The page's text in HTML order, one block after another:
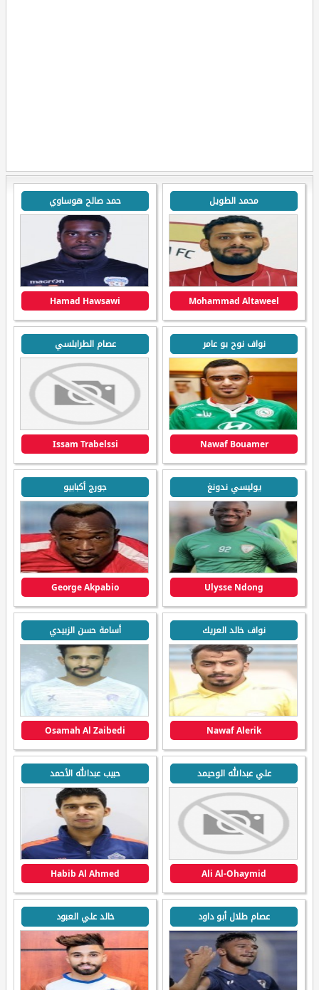
محمد الطويل
Mohammad Altaweel
حمد صالح هوساوي
Hamad Hawsawi
نواف نوح بو عامر
Nawaf Bouamer
عصام الطرابلسي
يوليسي ندونغ
Ulysse Ndong
جورج أكبابيو
George Akpabio
نواف خالد العريك
Nawaf Alerik
أسامة حسن الزبيدي
Osamah Al Zaibedi
علي عبدالله الوحيمد
Ali Al-Ohaymid
حبيب عبدالله الأحمد
Habib Al Ahmed
عصام طلال أبو داود خالد علي العبود